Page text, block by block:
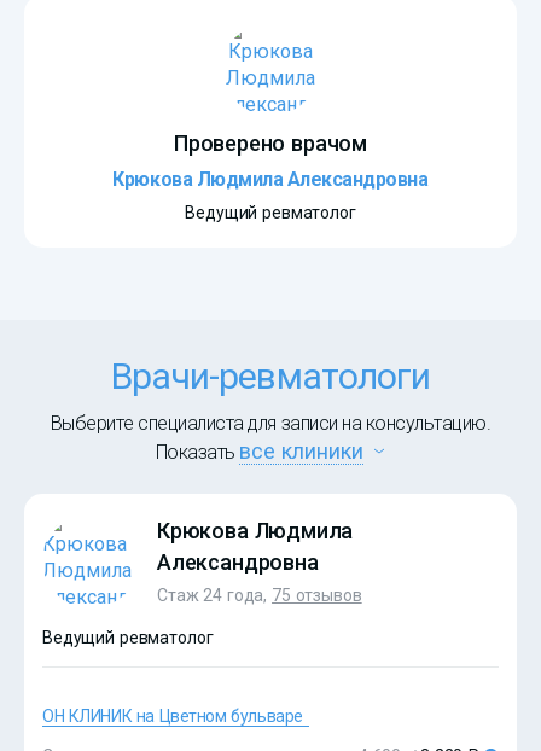
Проверено врачом
Крюкова Людмила Александровна
Ведущий ревматолог
Врачи-ревматологи
Выберите специалиста для записи на консультацию.
Показать все клиники
Крюкова Людмила
Александровна
Стаж 24 года, 75 отзывов
Ведущий ревматолог
ОН КЛИНИК на Цветном бульваре